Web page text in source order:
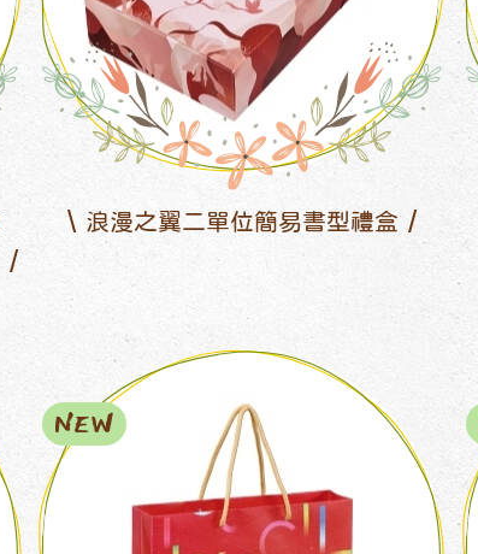
浪漫之翼二單位簡易書型禮盒
NEW